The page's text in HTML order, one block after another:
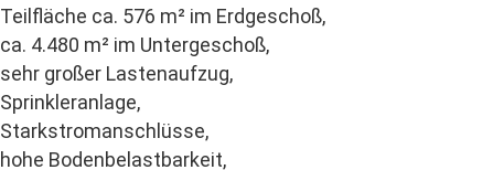
Teilfläche ca. 576 m² im Erdgeschoß,
ca. 4.480 m² im Untergeschoß,
sehr großer Lastenaufzug,
Sprinkleranlage,
Starkstromanschlüsse,
hohe Bodenbelastbarkeit,